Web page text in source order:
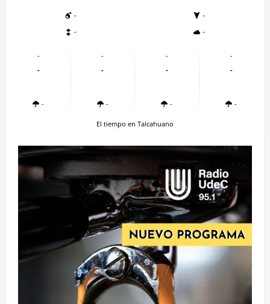
-
-
-
-
-
-
-
-
-
-
-
-
-
-
-
-
El tiempo en Talcahuano